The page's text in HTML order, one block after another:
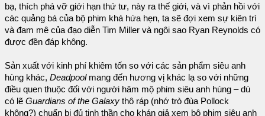
bạ, thích phá vỡ giới hạn thứ tư, này ra thế giới, và vì phản hồi với
các quảng bá của bộ phim khá hứa hẹn, ta sẽ đợi xem sự kiên trì
và đam mê của đạo diễn Tim Miller và ngôi sao Ryan Reynolds có
được đền đáp không.
Sản xuất với kinh phí khiêm tốn so với các sản phẩm siêu anh
hùng khác, Deadpoolmang đến hương vị khác lạ so với những
điều quen thuộc đối với người hâm mộ phim siêu anh hùng – dù
có lẽ Guardians of the Galaxy thô ráp (nhớ trò đùa Pollock
không?) chuẩn bị đủ tinh thần cho khán giả xem bộ phim siêu anh